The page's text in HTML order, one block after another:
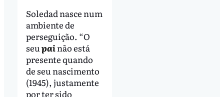
Soledad nasce num
ambiente de
perseguição. “O
seu painão está
presente quando
de seu nascimento
(1945), justamente
por ter sido